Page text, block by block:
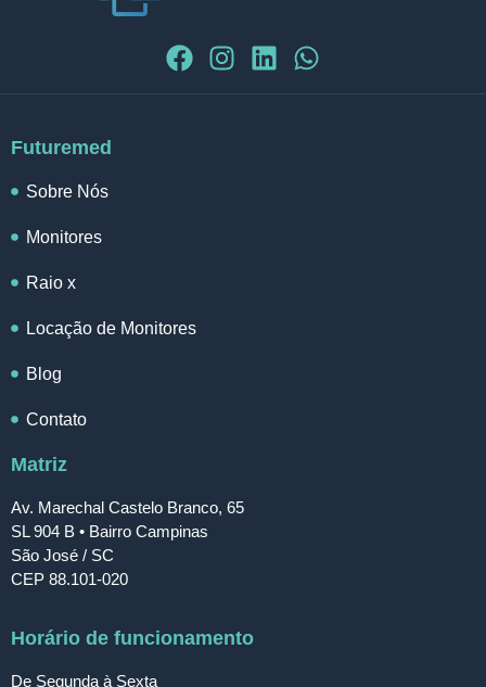
Futuremed
Sobre Nós
Monitores
Raio x
Locação de Monitores
Blog
Contato
Matriz
Av. Marechal Castelo Branco, 65
SL 904 B • Bairro Campinas
São José / SC
CEP 88.101-020
Horário de funcionamento
De Segunda à Sexta